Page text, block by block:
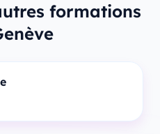
formations